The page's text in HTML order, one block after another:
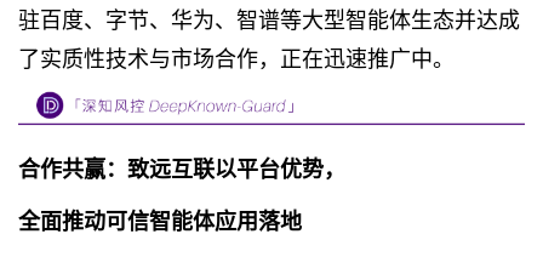
驻百度、字节、华为、智谱等大型智能体生态并达成
了实质性技术与市场合作，正在迅速推广中。
合作共赢：致远互联以平台优势，
全面推动可信智能体应用落地